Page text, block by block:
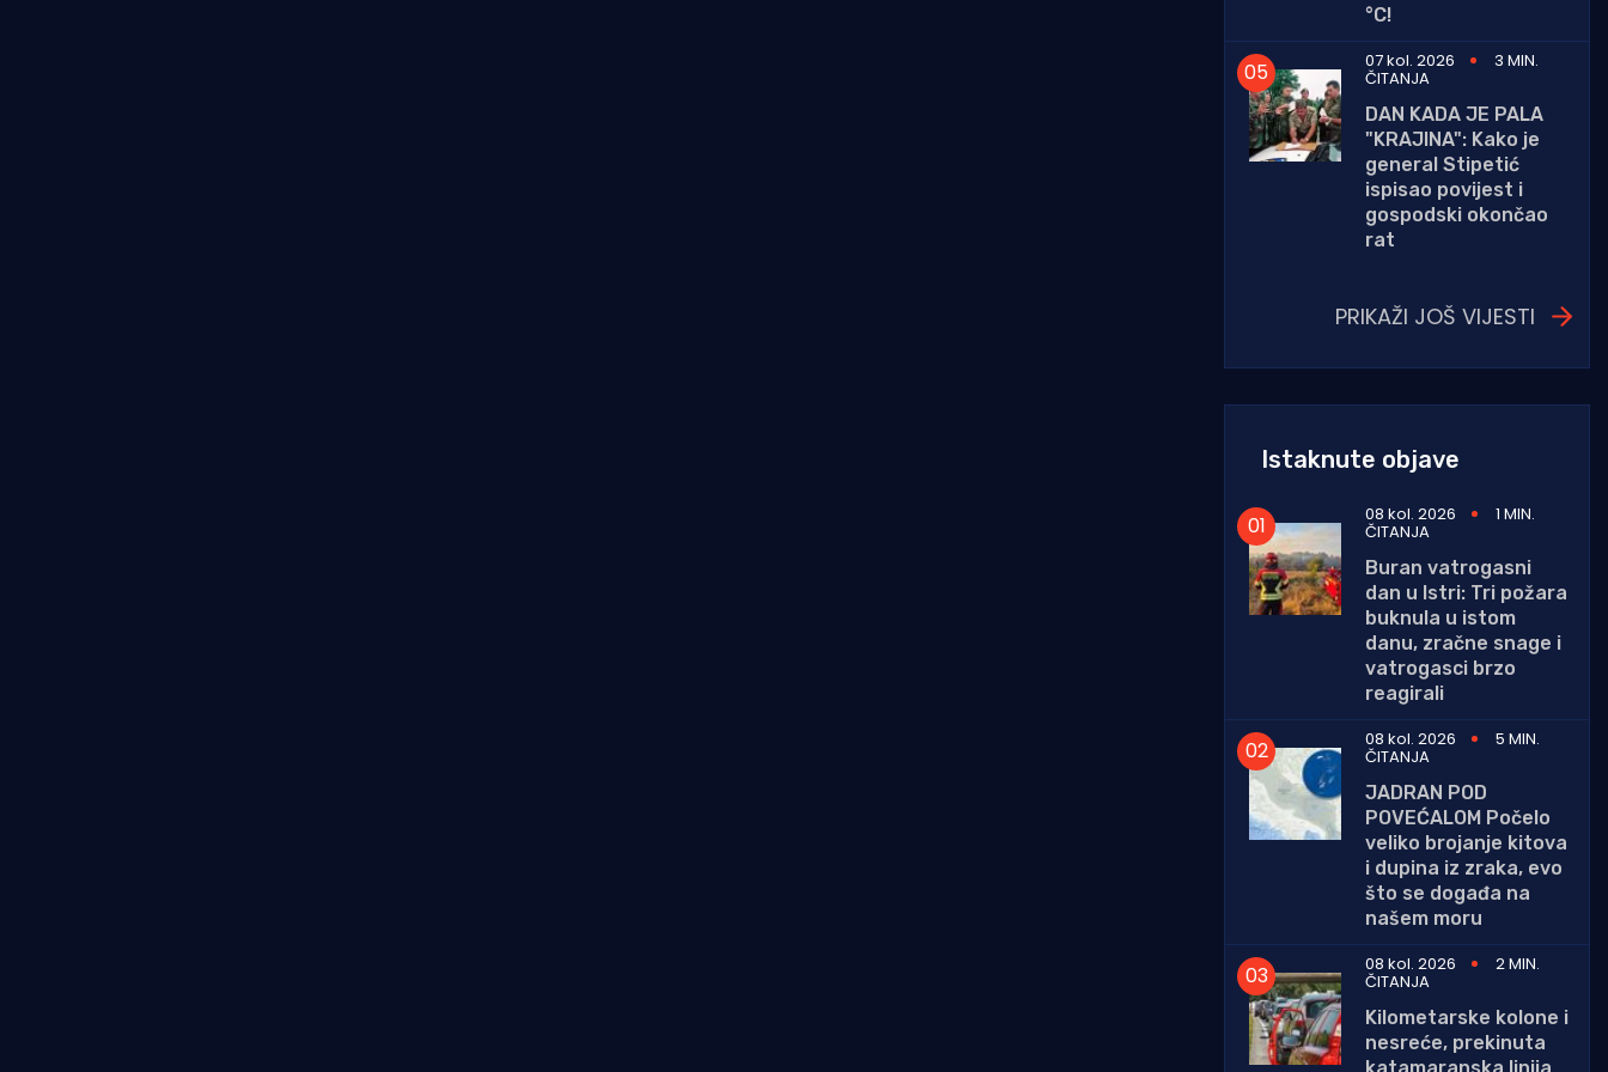
°C!
07 kol. 2026
3 MIN.
ČITANJA
DAN KADA JE PALA
"KRAJINA": Kako je
general Stipetić
ispisao povijest i
gospodski okončao
rat
PRIKAŽI JOŠ VIJESTI
Istaknute objave
08 kol. 2026 1 MIN.
ČITANJA
Buran vatrogasni
dan u Istri: Tri požara
buknula u istom
danu, zračne snage i
vatrogasci brzo
reagirali
08 kol. 2026
5 MIN.
ČITANJA
JADRAN POD
POVEĆALOM Počelo
veliko brojanje kitova
i dupina iz zraka, evo
što se događa na
našem moru
08 kol. 2026
2 MIN.
ČITANJA
Kilometarske kolone i
nesreće, prekinuta
katamaranska linija